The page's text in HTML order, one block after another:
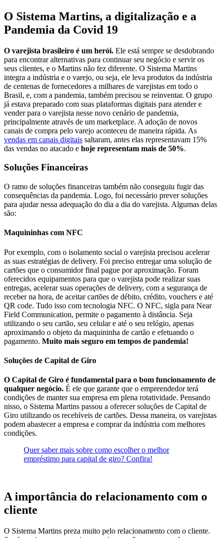
O Sistema Martins, a digitalização e a
Pandemia da Covid 19
O varejista brasileiro é um herói. Ele está sempre se desdobrando
para encontrar alternativas para continuar seu negócio e servir os
seus clientes, e o Martins não fez diferente. O Sistema Martins
integra a indústria e o varejo, ou seja, ele leva produtos da indústria
de centenas de fornecedores a milhares de varejistas em todo o
Brasil, e, com a pandemia, também precisou se reinventar. O grupo
já estava preparado com suas plataformas digitais para atender e
vender para o varejista nesse novo cenário de pandemia,
principalmente através de um marketplace. A adoção de novos
canais de compra pelo varejo aconteceu de maneira rápida. As
vendas em canais digitais saltaram, antes elas representavam 15%
das vendas no atacado e hoje representam mais de 50%.
Soluções Financeiras
O ramo de soluções financeiras também não conseguiu fugir das
consequências da pandemia. Logo, foi necessário prever soluções
para ajudar nessa adequação do dia a dia do varejista. Algumas delas
são:
Maquininhas com NFC
Por exemplo, com o isolamento social o varejista precisou acelerar
as suas estratégias de delivery. Foi preciso entregar uma solução de
cartões que o consumidor final pague por aproximação. Foram
oferecidos equipamentos para que o varejista pode realizar suas
entregas, acelerar suas operações de delivery, com a segurança de
receber na hora, de aceitar cartões de débito, crédito, vouchers e até
QR code. Tudo isso com tecnologia NFC. O NFC, sigla para Near
Field Communication, permite o pagamento à distância. Seja
utilizando o seu cartão, seu celular e até o seu relógio, apenas
aproximando o objeto da maquininha de cartão e efetuando o
pagamento. Muito mais seguro em tempos de pandemia!
Soluções de Capital de Giro
O Capital de Giro é fundamental para o bom funcionamento de
qualquer negócio. É ele que garante que o empreendedor terá
condições de manter sua empresa em plena rotatividade. Pensando
nisso, o Sistema Martins passou a oferecer soluções de Capital de
Giro utilizando os recebíveis de cartões. Dessa maneira, os varejistas
podem abastecer a empresa e comprar da indústria com melhores
condições.
Quer saber mais sobre como escolher o melhor
empréstimo para capital de giro? Confira!
A importância do relacionamento com o
cliente
O Sistema Martins preza muito pelo relacionamento com o cliente.